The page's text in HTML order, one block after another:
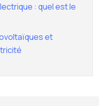
: quel est le
et